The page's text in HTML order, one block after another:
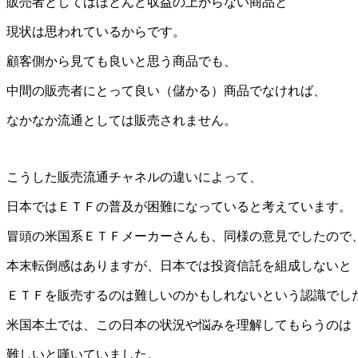
現状は思われているからです。
顧客側から見ても良いと思う商品でも、
中間の販売者にとって良い（儲かる）商品でなければ、
なかなか流通としては販売されません。
こうした販売流通チャネルの違いによって、
日本ではＥＴＦの普及が困難になっていると考えています。
冒頭の米国系ＥＴＦメーカーさんも、同様の意見でしたので
本末転倒感はありますが、日本では投資信託を組成しないと
ＥＴＦを販売するのは難しいのかもしれないという認識でし
米国本土では、この日本の状況や悩みを理解してもらうのは
難しいと嘆いていました。